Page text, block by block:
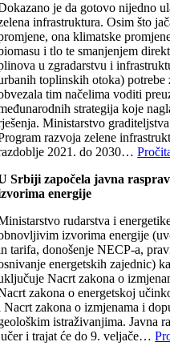
je da gotovo nijedno
infrastruktura. Osim što
ona klimatske
i tlo te smanjenjem
u zgradarstvu i
toplinskih otoka) potrebe
tim načelima voditi
strategija koje
Ministarstvo
razvoja zelene
2021. do 2030…
Srbiji započela javna
energije
rudarstva i
izvorima energije
tarifa, donošenje NECP-a,
energetskih zajednic)
Nacrt zakona o
zakona o energetskoj
Nacrt zakona o izmjenama i
istraživanjima. Javna
i trajat će do 9. veljače…